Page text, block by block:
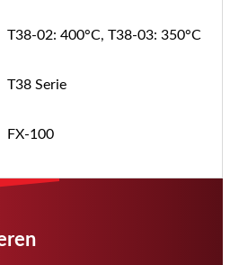
T38-02: 400°C, T38-03: 350°C
T38 Serie
FX-100